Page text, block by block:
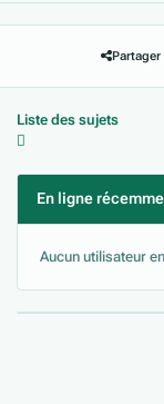
Partager
Liste des sujets
En ligne
Aucun utilisateur